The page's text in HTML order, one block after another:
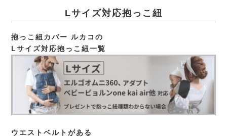
Lサイズ対応抱っこ紐
抱っこ紐カバー ルカコの
Lサイズ対応抱っこ紐一覧
ウエストベルトがある